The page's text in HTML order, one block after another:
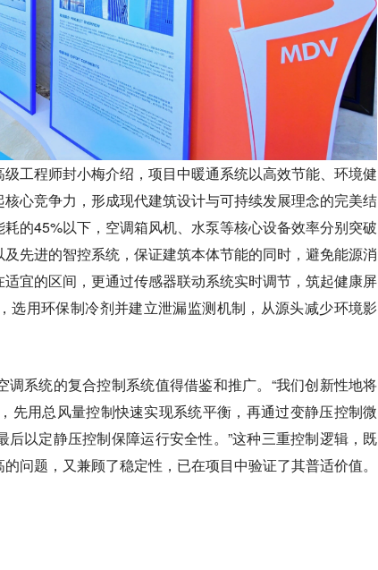
工程师封小梅介绍，项目中暖通系统以高效节能、环境健
心竞争力，形成现代建筑设计与可持续发展理念的完美结
的45%以下，空调箱风机、水泵等核心设备效率分别突破
先进的智控系统，保证建筑本体节能的同时，避免能源消
宜的区间，更通过传感器联动系统实时调节，筑起健康屏
选用环保制冷剂并建立泄漏监测机制，从源头减少环境影
系统的复合控制系统值得借鉴和推广。“我们创新性地将
先用总风量控制快速实现系统平衡，再通过变静压控制微
以定静压控制保障运行安全性。”这种三重控制逻辑，既
问题，又兼顾了稳定性，已在项目中验证了其普适价值。